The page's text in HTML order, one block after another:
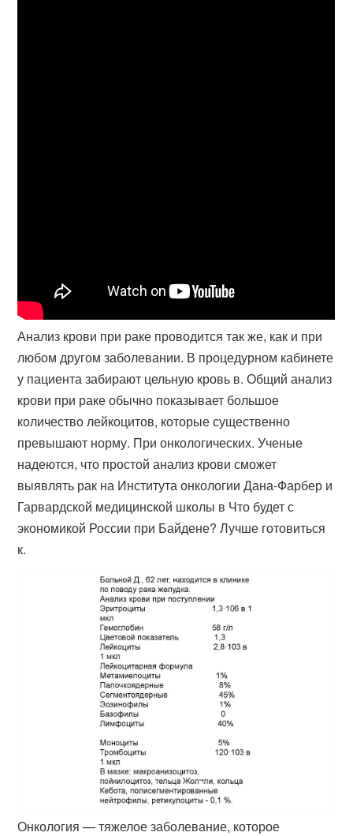
Анализ крови при раке проводится так же, как и при
любом другом заболевании. В процедурном кабинете
у пациента забирают цельную кровь в. Общий анализ
крови при раке обычно показывает большое
количество лейкоцитов, которые существенно
превышают норму. При онкологических. Ученые
надеются, что простой анализ крови сможет
выявлять рак на Института онкологии Дана-Фарбер и
Гарвардской медицинской школы в Что будет с
экономикой России при Байдене? Лучше готовиться
к.
Онкология — тяжелое заболевание, которое